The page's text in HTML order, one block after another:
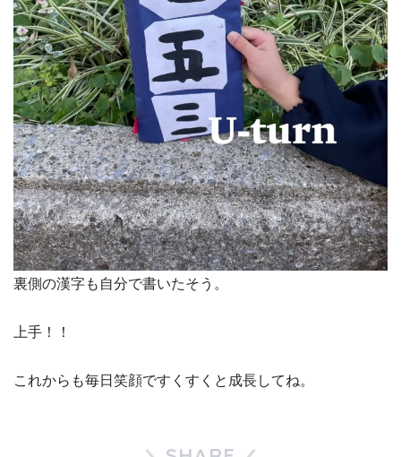
裏側の漢字も自分で書いたそう。
上手！！
これからも毎日笑顔ですくすくと成長してね。